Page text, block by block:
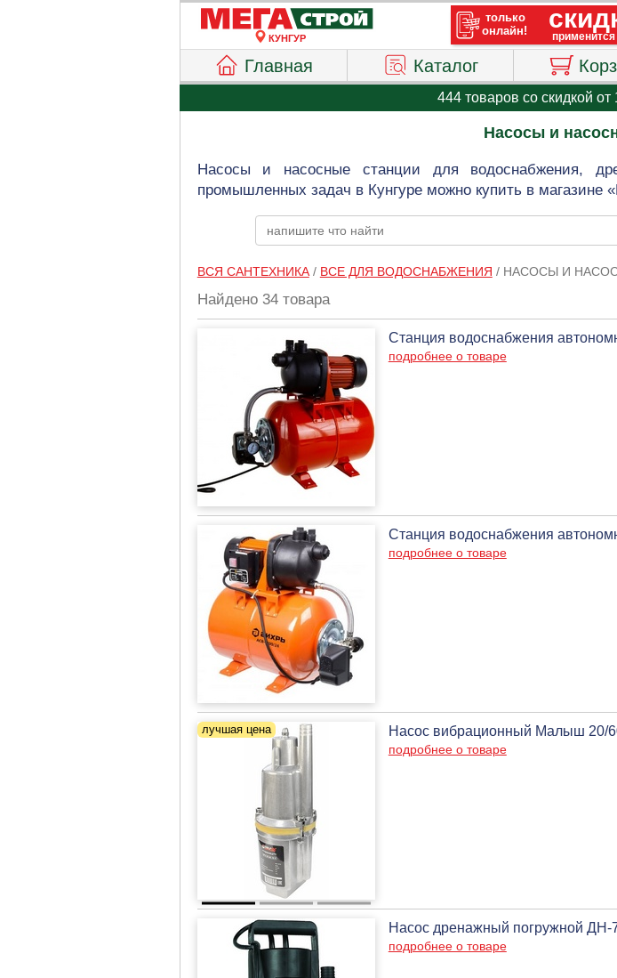
КУНГУР
Главная Каталог
444 товаров со скидкой от
Насосы и
Насосы и насосные станции для водоснабжения,
промышленных задач в Кунгуре можно купить в магазине
ВСЯ САНТЕХНИКА/ ВСЕ ДЛЯ ВОДОСНАБЖЕНИЯ / НАСОСЫ И
Найдено 34 товара
Станция водоснабжения
подробнее о товаре
Станция водоснабжения
подробнее о товаре
Насос вибрационный Малыш 20/
подробнее о товаре
Насос дренажный погружной ДН-
подробнее о товаре